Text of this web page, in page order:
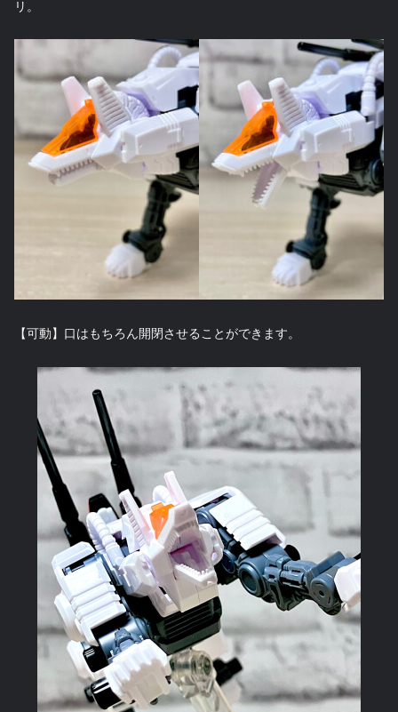
リ。
【可動】口はもちろん開閉させることができます。